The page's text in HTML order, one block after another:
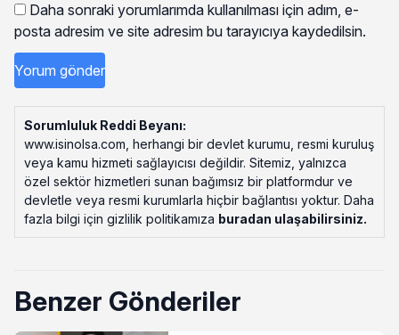
Daha sonraki yorumlarımda kullanılması için adım, e-
posta adresim ve site adresim bu tarayıcıya kaydedilsin.
Sorumluluk Reddi Beyanı:
www.isinolsa.com, herhangi bir devlet kurumu, resmi kuruluş
veya kamu hizmeti sağlayıcısı değildir. Sitemiz, yalnızca
özel sektör hizmetleri sunan bağımsız bir platformdur ve
devletle veya resmi kurumlarla hiçbir bağlantısı yoktur. Daha
fazla bilgi için gizlilik politikamıza buradan ulaşabilirsiniz.
Benzer Gönderiler